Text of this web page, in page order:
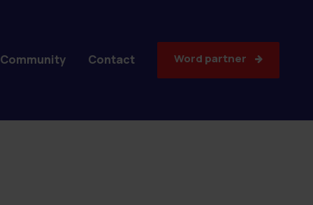
Community Contact Word partner